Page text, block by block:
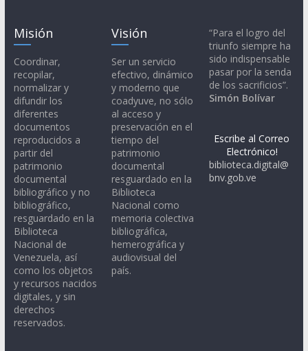
Misión
Coordinar,
recopilar,
normalizar y
difundir los
diferentes
documentos
reproducidos a
partir del
patrimonio
documental
bibliográfico y no
bibliográfico,
resguardado en la
Biblioteca
Nacional de
Venezuela, así
como los objetos
y recursos nacidos
digitales, y sin
derechos
reservados.
Visión
Ser un servicio
efectivo, dinámico
y moderno que
coadyuve, no sólo
al acceso y
preservación en el
tiempo del
patrimonio
documental
resguardado en la
Biblioteca
Nacional como
memoria colectiva
bibliográfica,
hemerográfica y
audiovisual del
país.
“Para el logro del
triunfo siempre ha
sido indispensable
pasar por la senda
de los sacrificios”.
Simón Bolívar
Escribe al Correo
Electrónico!
biblioteca.digital@
bnv.gob.ve